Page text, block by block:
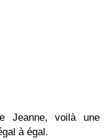
Jeanne, voilà une
à égal.